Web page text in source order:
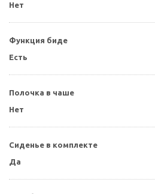
Нет
Функция биде
Есть
Полочка в чаше
Нет
Сиденье в комплекте
Да